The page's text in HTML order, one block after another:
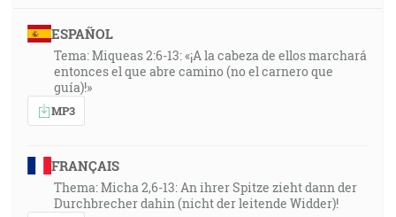
ESPAÑOL
Tema: Miqueas 2:6-13: «¡A la cabeza de ellos marchará
entonces el que abre camino (no el carnero que
guía)!»
MP3
FRANÇAIS
Thema: Micha 2,6-13: An ihrer Spitze zieht dann der
Durchbrecher dahin (nicht der leitende Widder)!